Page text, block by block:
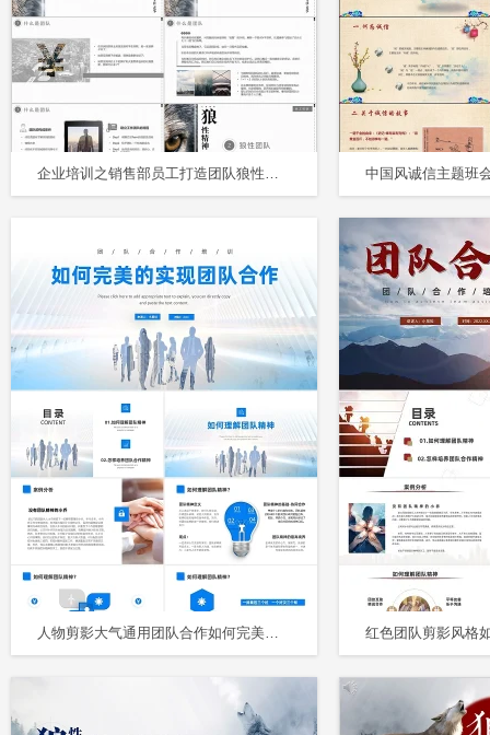
企业培训之销售部员工打造团队狼性精神
人物剪影大气通用团队合作如何完美的实现团队PPT模板